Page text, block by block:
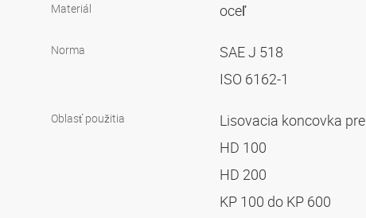
Materiál oceľ
Norma
SAE J 518
ISO 6162-1
Oblasť použitia
Lisovacia koncovka pre
HD 100
HD 200
KP 100 do KP 600